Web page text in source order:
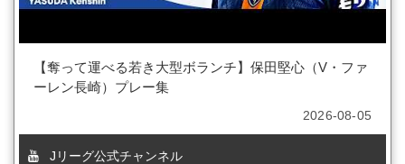
【奪って運べる若き大型ボランチ】保田堅心（V・ファ
ーレン長崎）プレー集
2026-08-05
Jリーグ公式チャンネル